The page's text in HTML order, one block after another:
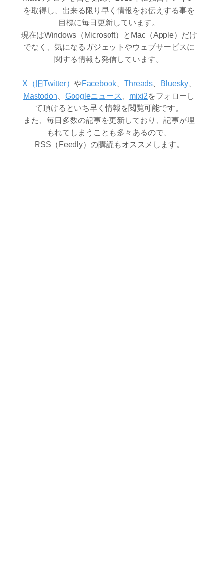
を取得し、出来る限り早く情報をお伝えする事を
目標に毎日更新しています。
現在はWindows（Microsoft）とMac（Apple）だけ
でなく、気になるガジェットやウェブサービスに
関する情報も発信しています。
X（旧Twitter） やFacebook、 Threads、 Bluesky、
Mastodon
Googleニュース mixi2をフォローし
て頂けるといち早く情報を閲覧可能です。
また、毎日多数の記事を更新しており、記事が埋
もれてしまうことも多々あるので、
RSS（Feedly）の購読もオススメします。